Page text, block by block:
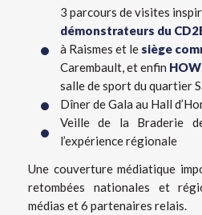
3 parcours de visites
démonstrateurs du
à Raismes et le siège
Carembault, et enfin
salle de sport du quartier
Dîner de Gala au Hall
Veille de la Braderie
l’expérience régionale
Une couverture médiatique
retombées nationales et
médias et 6 partenaires relais.